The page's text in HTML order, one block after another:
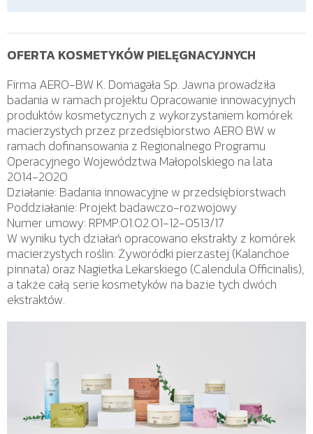
OFERTA KOSMETYKÓW PIELĘGNACYJNYCH
Firma AERO-BW K. Domagała Sp. Jawna prowadziła
badania w ramach projektu Opracowanie innowacyjnych
produktów kosmetycznych z wykorzystaniem komórek
macierzystych przez przedsiębiorstwo AERO BW w
ramach dofinansowania z Regionalnego Programu
Operacyjnego Województwa Małopolskiego na lata
2014-2020
Działanie: Badania innowacyjne w przedsiębiorstwach
Poddziałanie: Projekt badawczo-rozwojowy
Numer umowy: RPMP.01.02.01-12-0513/17
W wyniku tych działań opracowano ekstrakty z komórek
macierzystych roślin: Żyworódki pierzastej (Kalanchoe
pinnata) oraz Nagietka Lekarskiego (Calendula Officinalis),
a także całą serie kosmetyków na bazie tych dwóch
ekstraktów.